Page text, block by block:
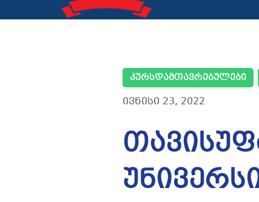
ᲙᲣᲠᲡᲓᲐᲛᲗᲐᲕᲠᲔᲑᲣᲚᲔᲑᲘ
ივნისი 23, 2022